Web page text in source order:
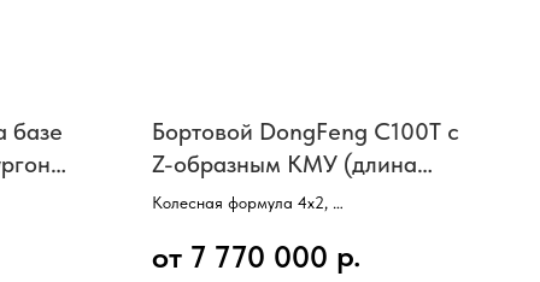
базе
Бортовой DongFeng C100T с
Z-образным КМУ (длина
платформы 3900 мм)
Колесная формула 4х2,
КПП механическая, 8 ступеней,
от 7 770 000 р.